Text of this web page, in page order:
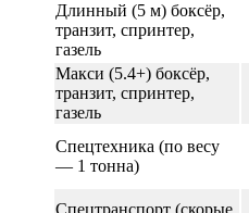
Длинный (5 м) боксёр,
транзит, спринтер,
газель
Макси (5.4+) боксёр,
транзит, спринтер,
газель
Спецтехника (по весу
— 1 тонна)